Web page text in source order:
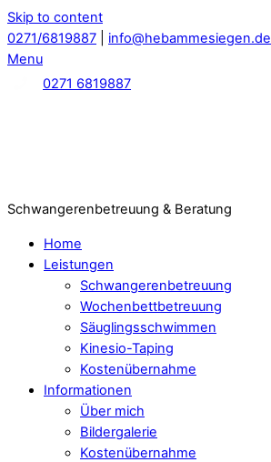
Skip to content
0271/6819887
info@hebammesiegen.de
Menu
0271 6819887
Schwangerenbetreuung & Beratung
Home
Leistungen
Schwangerenbetreuung
Wochenbettbetreuung
Säuglingsschwimmen
Kinesio-Taping
Kostenübernahme
Informationen
Über mich
Bildergalerie
Kostenübernahme